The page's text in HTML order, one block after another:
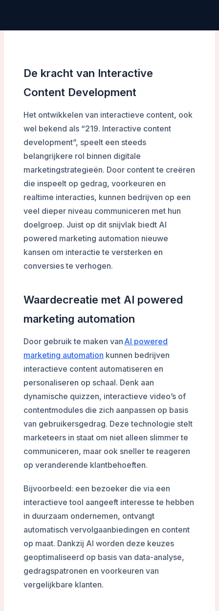
De kracht van Interactive
Content Development
Het ontwikkelen van interactieve content, ook
wel bekend als “219. Interactive content
development”, speelt een steeds
belangrijkere rol binnen digitale
marketingstrategieën. Door content te creëren
die inspeelt op gedrag, voorkeuren en
realtime interacties, kunnen bedrijven op een
veel dieper niveau communiceren met hun
doelgroep. Juist op dit snijvlak biedt AI
powered marketing automation nieuwe
kansen om interactie te versterken en
conversies te verhogen.
Waardecreatie met AI powered
marketing automation
Door gebruik te maken van AI powered
marketing automation kunnen bedrijven
interactieve content automatiseren en
personaliseren op schaal. Denk aan
dynamische quizzen, interactieve video’s of
contentmodules die zich aanpassen op basis
van gebruikersgedrag. Deze technologie stelt
marketeers in staat om niet alleen slimmer te
communiceren, maar ook sneller te reageren
op veranderende klantbehoeften.
Bijvoorbeeld: een bezoeker die via een
interactieve tool aangeeft interesse te hebben
in duurzaam ondernemen, ontvangt
automatisch vervolgaanbiedingen en content
op maat. Dankzij AI worden deze keuzes
geoptimaliseerd op basis van data-analyse,
gedragspatronen en voorkeuren van
vergelijkbare klanten.